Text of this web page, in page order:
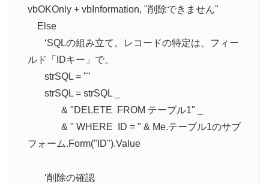
vbOKOnly + vbInformation, "削除できません"
Else
‘SQLの組み立て。レコードの特定は、フィー
ルド「IDキー」で。
strSQL = ""
strSQL = strSQL _
& "DELETE FROM テーブル1" _
& " WHERE ID = " & Me.テーブル1のサブ
フォーム.Form("ID").Value
‘削除の確認